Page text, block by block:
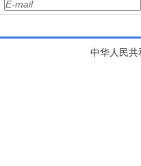
中华人民共